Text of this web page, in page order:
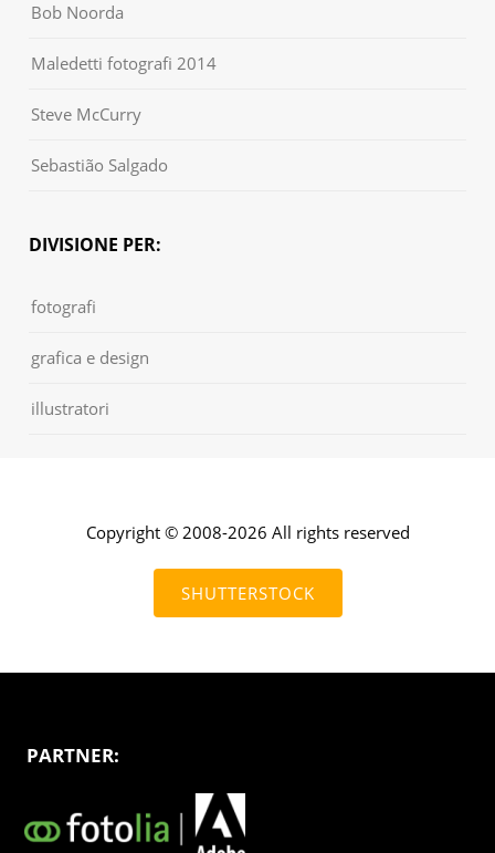
Bob Noorda
Maledetti fotografi 2014
Steve McCurry
Sebastião Salgado
DIVISIONE PER:
fotografi
grafica e design
illustratori
Copyright © 2008-2026 All rights reserved
SHUTTERSTOCK
PARTNER: